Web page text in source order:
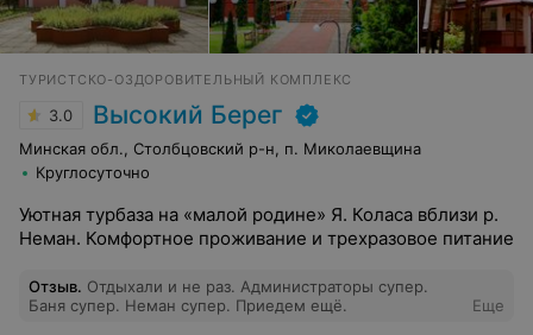
ТУРИСТСКО-ОЗДОРОВИТЕЛЬНЫЙ КОМПЛЕКС
3.0 Высокий Берег
Минская обл., Столбцовский р-н, п. Миколаевщина
Круглосуточно
Уютная турбаза на «малой родине» Я. Коласа вблизи р.
Неман. Комфортное проживание и трехразовое питание
Отзыв. Отдыхали и не раз. Администраторы супер.
Баня супер. Неман супер. Приедем ещё.
Еще